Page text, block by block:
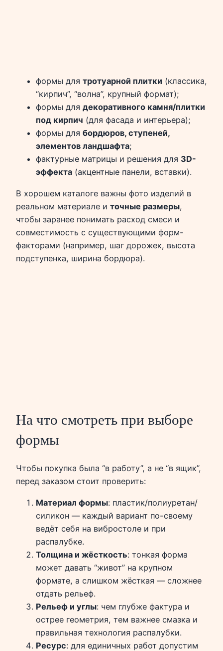
формы для тротуарной плитки (классика,
“кирпич”, “волна”, крупный формат);
формы для декоративного камня/плитки
под кирпич (для фасада и интерьера);
формы для бордюров, ступеней,
элементов ландшафта;
фактурные матрицы и решения для 3D-
эффекта (акцентные панели, вставки).
В хорошем каталоге важны фото изделий в
реальном материале и точные размеры,
чтобы заранее понимать расход смеси и
совместимость с существующими форм-
факторами (например, шаг дорожек, высота
подступенка, ширина бордюра).
На что смотреть при выборе
формы
Чтобы покупка была “в работу”, а не “в ящик”,
перед заказом стоит проверить:
Материал формы: пластик/полиуретан/
силикон — каждый вариант по-своему
ведёт себя на вибростоле и при
распалубке.
Толщина и жёсткость: тонкая форма
может давать “живот” на крупном
формате, а слишком жёсткая — сложнее
отдать рельеф.
Рельеф и углы: чем глубже фактура и
острее геометрия, тем важнее смазка и
правильная технология распалубки.
Ресурс: для единичных работ допустим